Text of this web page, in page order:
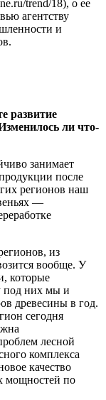
trend/18), о ее
агентству
и
развитие
ли что-
занимает
после
регионов наш
—
из
вообще. У
которые
под них мы и
древесины в год.
сегодня
лесной
комплекса
качество
мощностей по